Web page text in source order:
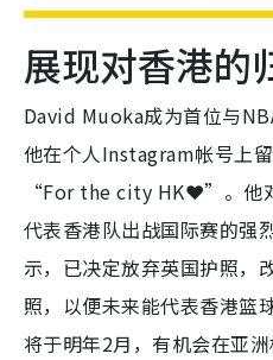
展现对香港的
David Muoka成为首位与
他在个人Instagram帐号上留
“For the city HK❤️”。他
代表香港队出战国际赛的强
示，已决定放弃英国护照，
照，以便未来能代表香港篮
将于明年2月，有机会在亚洲